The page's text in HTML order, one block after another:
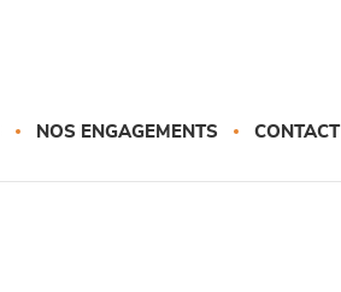
NOS ENGAGEMENTS CONTACT